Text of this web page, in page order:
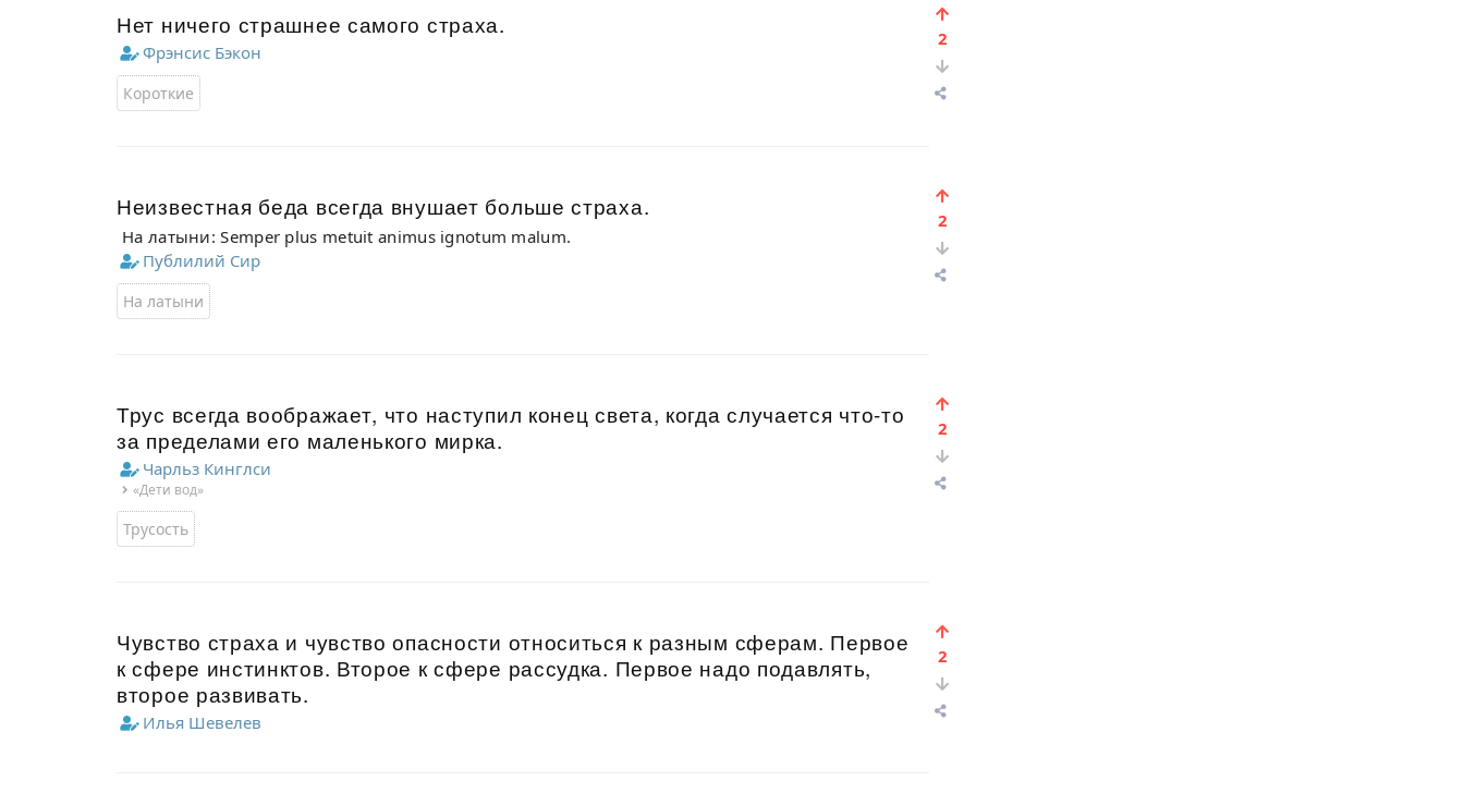
Нет ничего страшнее самого страха.
Фрэнсис Бэкон
Короткие
2
Неизвестная беда всегда внушает больше страха.
На латыни: Semper plus metuit animus ignotum malum.
Публилий Сир
На латыни
2
Трус всегда воображает, что наступил конец света, когда случается что-то
за пределами его маленького мирка.
Чарльз Кинглси
«Дети вод»
Трусость
2
Чувство страха и чувство опасности относиться к разным сферам. Первое
к сфере инстинктов. Второе к сфере рассудка. Первое надо подавлять,
второе развивать.
Илья Шевелев
2